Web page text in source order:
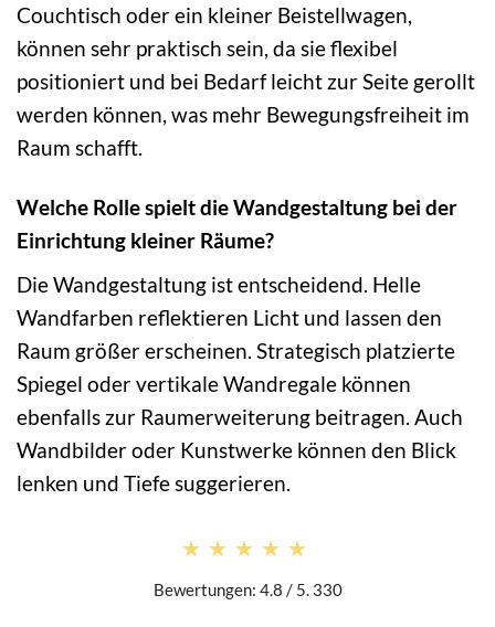
Couchtisch oder ein kleiner Beistellwagen,
können sehr praktisch sein, da sie flexibel
positioniert und bei Bedarf leicht zur Seite gerollt
werden können, was mehr Bewegungsfreiheit im
Raum schafft.
Welche Rolle spielt die Wandgestaltung bei der
Einrichtung kleiner Räume?
Die Wandgestaltung ist entscheidend. Helle
Wandfarben reflektieren Licht und lassen den
Raum größer erscheinen. Strategisch platzierte
Spiegel oder vertikale Wandregale können
ebenfalls zur Raumerweiterung beitragen. Auch
Wandbilder oder Kunstwerke können den Blick
lenken und Tiefe suggerieren.
★★★★★
★★★★★
Bewertungen: 4.8 / 5. 330